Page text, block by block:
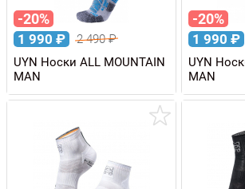
-20%
1 990 ₽ 2 490₽
UYN Носки ALL MOUNTAIN
MAN
-20%
1 990 ₽
UYN
MAN